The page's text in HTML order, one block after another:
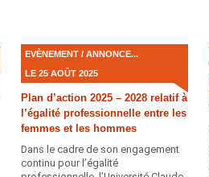
EVÈNEMENT / ANNONCE...
LE 25 AOÛT 2025
Plan d’action 2025 – 2028 relatif à
l’égalité professionnelle entre les
femmes et les hommes
Dans le cadre de son engagement
continu pour l’égalité